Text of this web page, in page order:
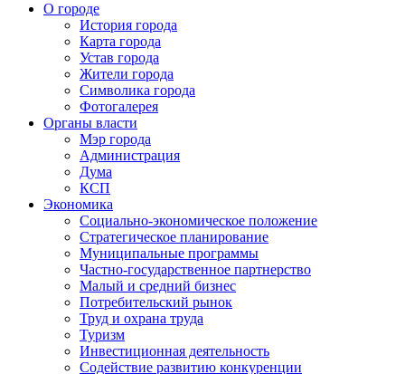
О городе
История города
Карта города
Устав города
Жители города
Символика города
Фотогалерея
Органы власти
Мэр города
Администрация
Дума
КСП
Экономика
Социально-экономическое положение
Стратегическое планирование
Муниципальные программы
Частно-государственное партнерство
Малый и средний бизнес
Потребительский рынок
Труд и охрана труда
Туризм
Инвестиционная деятельность
Содействие развитию конкуренции